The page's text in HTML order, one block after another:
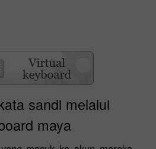
sandi melalui
maya